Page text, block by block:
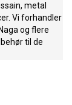
metal
Vi forhandler
og flere
til de